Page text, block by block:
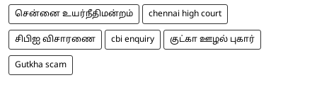
சென்னை உயர்நீதிமன்றம் chennai high court
சிபிஐ விசாரணை cbi enquiry குட்கா ஊழல் புகார்
Gutkha scam